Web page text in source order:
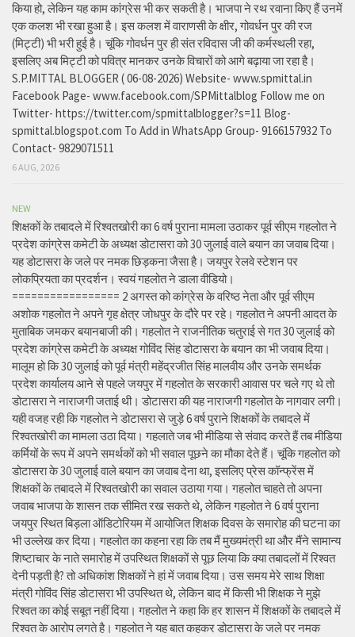
किया हो, लेकिन यह काम कांग्रेस भी कर सकती है। भाजपा ने रथ रवाना किए हैं उनमें
एक कलश भी रखा हुआ है। इस कलश में वाराणसी के क्षीर, गोवर्धन पुर की रज
(मिट्टी) भी भरी हुई है। चूंकि गोवर्धन पुर ही संत रविदास जी की कर्मस्थली रहा,
इसलिए अब मिट्टी को पवित्र मानकर उनके विचारों को आगे बढ़ाया जा रहा है।
S.P.MITTAL BLOGGER ( 06-08-2026) Website- www.spmittal.in
Facebook Page- www.facebook.com/SPMittalblog Follow me on
Twitter- https://twitter.com/spmittalblogger?s=11 Blog-
spmittal.blogspot.com To Add in WhatsApp Group- 9166157932 To
Contact- 9829071511
6 AUG, 2026
NEW
शिक्षकों के तबादले में रिश्वतखोरी का 6 वर्ष पुराना मामला उठाकर पूर्व सीएम गहलोत ने
प्रदेश कांग्रेस कमेटी के अध्यक्ष डोटासरा को 30 जुलाई वाले बयान का जवाब दिया।
यह डोटासरा के जले पर नमक छिड़कना जैसा है। जयपुर रेलवे स्टेशन पर
लोकप्रियता का प्रदर्शन। स्वयं गहलोत ने डाला वीडियो।
================= 2 अगस्त को कांग्रेस के वरिष्ठ नेता और पूर्व सीएम
अशोक गहलोत ने अपने गृह क्षेत्र जोधपुर के दौरे पर रहे। गहलोत ने अपनी आदत के
मुताबिक जमकर बयानबाजी की। गहलोत ने राजनीतिक चतुराई से गत 30 जुलाई को
प्रदेश कांग्रेस कमेटी के अध्यक्ष गोविंद सिंह डोटासरा के बयान का भी जवाब दिया।
मालूम हो कि 30 जुलाई को पूर्व मंत्री महेंद्रजीत सिंह मालवीय और उनके समर्थक
प्रदेश कार्यालय आने से पहले जयपुर में गहलोत के सरकारी आवास पर चले गए थे तो
डोटासरा ने नाराजगी जताई थी। डोटासरा की यह नाराजगी गहलोत के नागवार लगी।
यही वजह रही कि गहलोत ने डोटासरा से जुड़े 6 वर्ष पुराने शिक्षकों के तबादले में
रिश्वतखोरी का मामला उठा दिया। गहलाते जब भी मीडिया से संवाद करते हैं तब मीडिया
कर्मियों के रूप में अपने समर्थकों को भी सवाल पूछने का मौका देते हैं। चूंकि गहलोत को
डोटासरा के 30 जुलाई वाले बयान का जवाब देना था, इसलिए प्रेस कॉन्फ्रेंस में
शिक्षकों के तबादले में रिश्वतखोरी का सवाल उठाया गया। गहलोत चाहते तो अपना
जवाब भाजपा के शासन तक सीमित रख सकते थे, लेकिन गहलोत ने 6 वर्ष पुराना
जयपुर स्थित बिड़ला ऑडिटोरियम में आयोजित शिक्षक दिवस के समारोह की घटना का
भी उल्लेख कर दिया। गहलोत का कहना रहा कि तब मैं मुख्यमंत्री था और मैंने सामान्य
शिष्टाचार के नाते समारोह में उपस्थित शिक्षकों से पूछ लिया कि क्या तबादलों में रिश्वत
देनी पड़ती है? तो अधिकांश शिक्षकों ने हां में जवाब दिया। उस समय मेरे साथ शिक्षा
मंत्री गोविंद सिंह डोटासरा भी उपस्थित थे, लेकिन बाद में किसी भी शिक्षक ने मुझे
रिश्वत का कोई सबूत नहीं दिया। गहलोत ने कहा कि हर शासन में शिक्षकों के तबादले में
रिश्वत के आरोप लगते है। गहलोत ने यह बात कहकर डोटासरा के जले पर नमक